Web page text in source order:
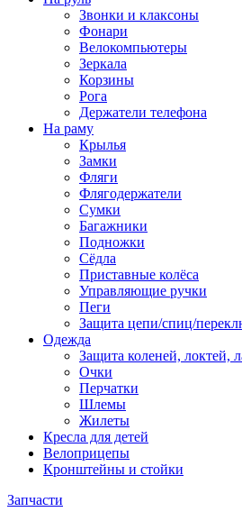
Звонки и клаксоны
Фонари
Велокомпьютеры
Зеркала
Корзины
Рога
Держатели телефона
На раму
Крылья
Замки
Фляги
Флягодержатели
Сумки
Багажники
Подножки
Сёдла
Приставные колёса
Управляющие ручки
Пеги
Защита цепи/спиц/
Одежда
Защита коленей, локтей,
Очки
Перчатки
Шлемы
Жилеты
Кресла для детей
Велоприцепы
Кронштейны и стойки
Запчасти